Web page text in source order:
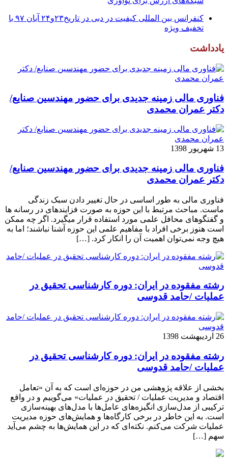
کنفرانس بین المللی کیفیت در دبی در تاریخ۲۳و۲۴ آبان ۹۷ با
تخفیف ویژه
یادداشت
فناوری مالی زمینه جدیدی برای حضور مهندسین صنایع/
دکتر عمران محمدی
13 شهریور 1398
فناوری مالی زمینه جدیدی برای حضور مهندسین صنایع/
دکتر عمران محمدی
فناوری مالی به طور اساسی در حال تغییر دادن سبک زندگی
ماست. مباحث مرتبط با این حوزه به صورت فزاینده­ای در رسانه­ ها
و گفتگوهای محافل علمی مورد استفاده قرار می­گیرد. اگر چه ممکن
است هنوز برخی افراد با مفاهیم علمی این حوزه آشنا نباشند؛ اما به
هیچ وجه نمی‌توان اهمیت آن را انکار کرد. […]
رشته مفقوده در ایران: دوره کارشناسی تحقیق در
عملیات /حامد قدوسی
26 اردیبهشت 1398
رشته مفقوده در ایران: دوره کارشناسی تحقیق در
عملیات /حامد قدوسی
بخشی از علاقه پژوهشی من در حوزه‌ای است که به آن «تعامل
اقتصاد و مدیریت عملیات / تحقیق در عملیات» می‌گوییم و در واقع
ترکیبی از مدل‌سازی انگیزه‌های عامل‌ها با مدل‌های بهینه‌سازی
است. به این خاطر در برخی کارگاه‌ها و همایش‌های حوزه مدیریت
عملیات شرکت می‌کنم. نکته‌ای که در این همایش‌ها به چشم می‌آید
سهم […]